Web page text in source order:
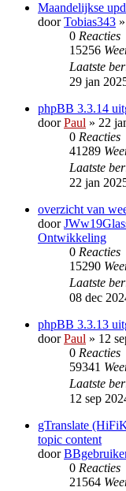
Maandelijkse
doorTobias343
0 Reacties
15256
Laatste
29 jan
phpBB 3.3.14
doorPaul » 22
0 Reacties
41289
Laatste
22 jan
overzicht van
door
Ontwikkeling
0 Reacties
15290
Laatste
08 dec
phpBB 3.3.13
doorPaul » 12
0 Reacties
59341
Laatste
12 sep
gTranslate
topic content
door
0 Reacties
21564